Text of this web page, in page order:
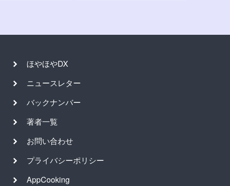
ほやほやDX
ニュースレター
バックナンバー
著者一覧
お問い合わせ
プライバシーポリシー
AppCooking